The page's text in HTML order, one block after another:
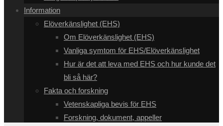
Information
Elöverkänslighet (EHS)
Om Elöverkänslighet (EHS)
Vanliga symtom för EHS/Elöverkänslighet
Hur är det att leva med EHS och hur kunde det
bli så här?
Fakta och forskning
Vetenskapliga bevis för EHS
Forskning, dokument, appeller